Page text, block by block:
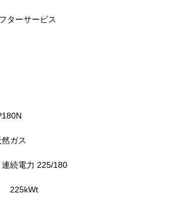
ターサービス
ガス
続電力 225/180